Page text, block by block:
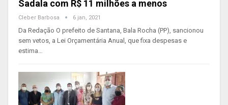
Sadala com R$ 11 milhões a menos
Cleber Barbosa 6 jan, 2021
Da Redação O prefeito de Santana, Bala Rocha (PP), sancionou
sem vetos, a Lei Orçamentária Anual, que fixa despesas e
estima…